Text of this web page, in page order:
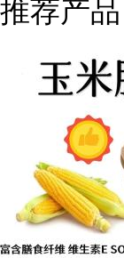
推荐产品